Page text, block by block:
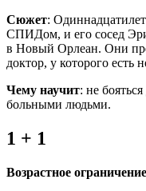
Сюжет:
СПИДом, и его сосед
в Новый Орлеан. Они
доктор, у которого есть
Чему научит: не
больными людьми.
1 + 1
Возрастное ограничение